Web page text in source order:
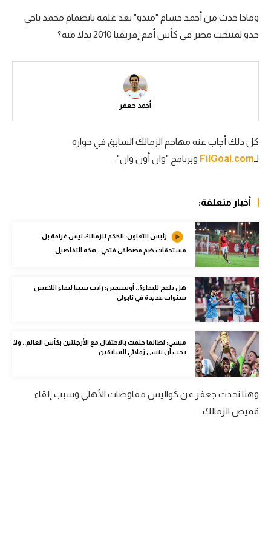
سعودي في الجول
الدوري الإنجليزي
الدوري الإسباني
أمم إفريقيا
كرة سلة
كرة يد
كرة طائرة
الوطن العربي
في المونديال
آسيا
أمريكا
ركن الألعاب
وماذا حدث من أحمد حسام "ميدو" بعد علمه بانضمام محمد ناجي
جدو لمنتخب مصر في كأس أمم إفريقيا 2010 بدلا منه؟
أحمد جعفر
كل ذلك أجاب عنه مهاجم الزمالك السابق في حواره
لـFilGoal.com وبرنامج "وان أون وان".
أخبار متعلقة:
رئيس التعاون: الحكم للزمالك ليس غرامة بل
مستحقات ضم مصطفى فتحي.. هذه التفاصيل
هل يلمح للبقاء؟.. أوسيمين: رأيت سببا لبقاء اللاعبين
سنوات عديدة في نابولي
ميسي: لطالما حلمت بالاحتفال مع الأرجنتين بكأس العالم.. ولا
يجب أن ننسى زملائي السابقين
وهنا تحدث جعفر عن كواليس مفاوضات الأهلي وسبب إلقاء
قميص الزمالك.